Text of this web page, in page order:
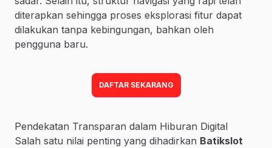
diterapkan sehingga proses eksplorasi fitur dapat
dilakukan tanpa kebingungan, bahkan oleh
pengguna baru.
DAFTAR SEKARANG
Pendekatan Transparan dalam Hiburan Digital
Salah satu nilai penting yang dihadirkan Batikslot